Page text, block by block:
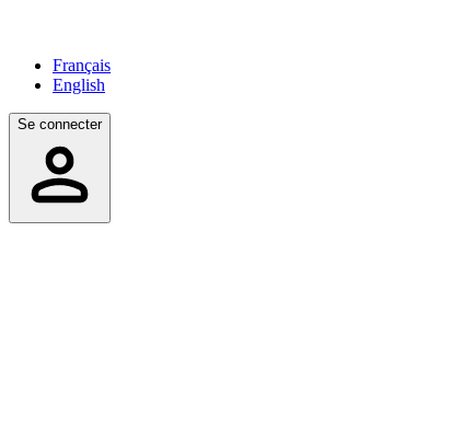
Français
English
Se connecter